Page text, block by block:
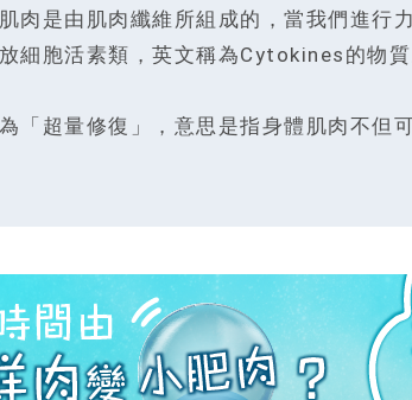
肉是由肌肉纖維所組成的，當我們進行
細胞活素類，英文稱為Cytokines的物
「超量修復」，意思是指身體肌肉不